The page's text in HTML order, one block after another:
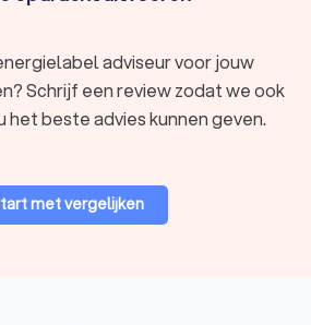
adviseur voor jouw
Schrijf een review zodat we ook
het beste advies kunnen geven.
met vergelijken